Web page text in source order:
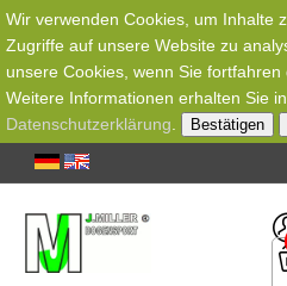
Wir verwenden Cookies, um Inhalte
Zugriffe auf unsere Website zu
unsere Cookies, wenn Sie fortfahren
Weitere Informationen erhalten Sie
Datenschutzerklärung
Bestätigen